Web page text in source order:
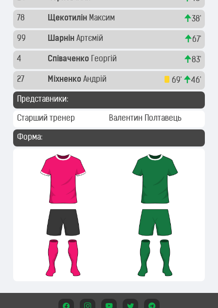
78 Щекотилін Максим 38'
99 Шарнін Артємій 67'
4 Співаченко Георгій 83'
27 Міхненко Андрій 69' 46'
Представники:
Старший тренер Валентин Полтавець
Форма: